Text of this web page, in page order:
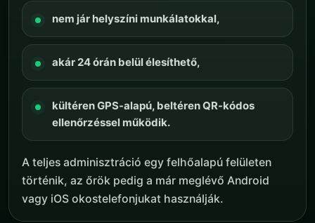
nem jár helyszíni munkálatokkal,
akár 24 órán belül élesíthető,
kültéren GPS-alapú, beltéren QR-kódos
ellenőrzéssel működik.
A teljes adminisztráció egy felhőalapú felületen
történik, az őrök pedig a már meglévő Android
vagy iOS okostelefonjukat használják.